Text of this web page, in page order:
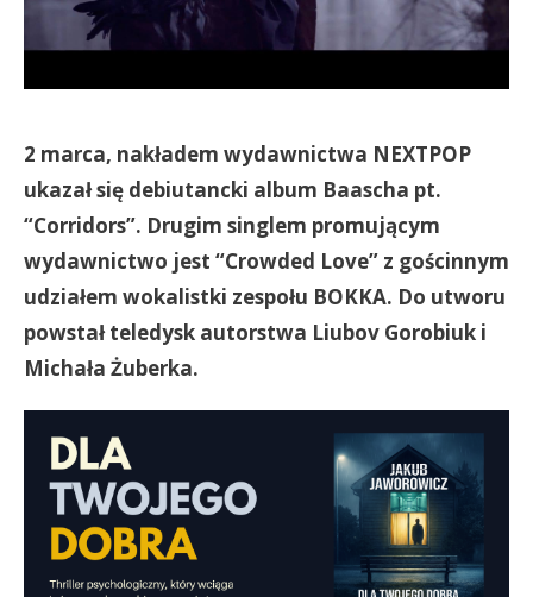
2 marca, nakładem wydawnictwa NEXTPOP
ukazał się debiutancki album Baascha pt.
“Corridors”. Drugim singlem promującym
wydawnictwo jest “Crowded Love” z gościnnym
udziałem wokalistki zespołu BOKKA. Do utworu
powstał teledysk autorstwa Liubov Gorobiuk i
Michała Żuberka.